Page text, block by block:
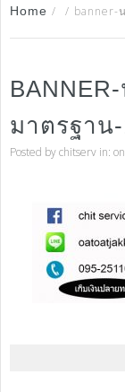
Home / / banner-
มาตรฐาน-
Posted bychitserv in: